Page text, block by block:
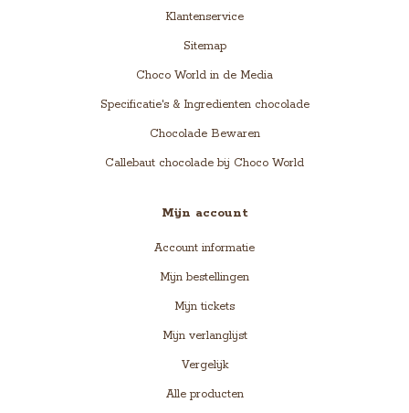
Klantenservice
Sitemap
Choco World in de Media
Specificatie's & Ingredienten chocolade
Chocolade Bewaren
Callebaut chocolade bij Choco World
Mijn account
Account informatie
Mijn bestellingen
Mijn tickets
Mijn verlanglijst
Vergelijk
Alle producten